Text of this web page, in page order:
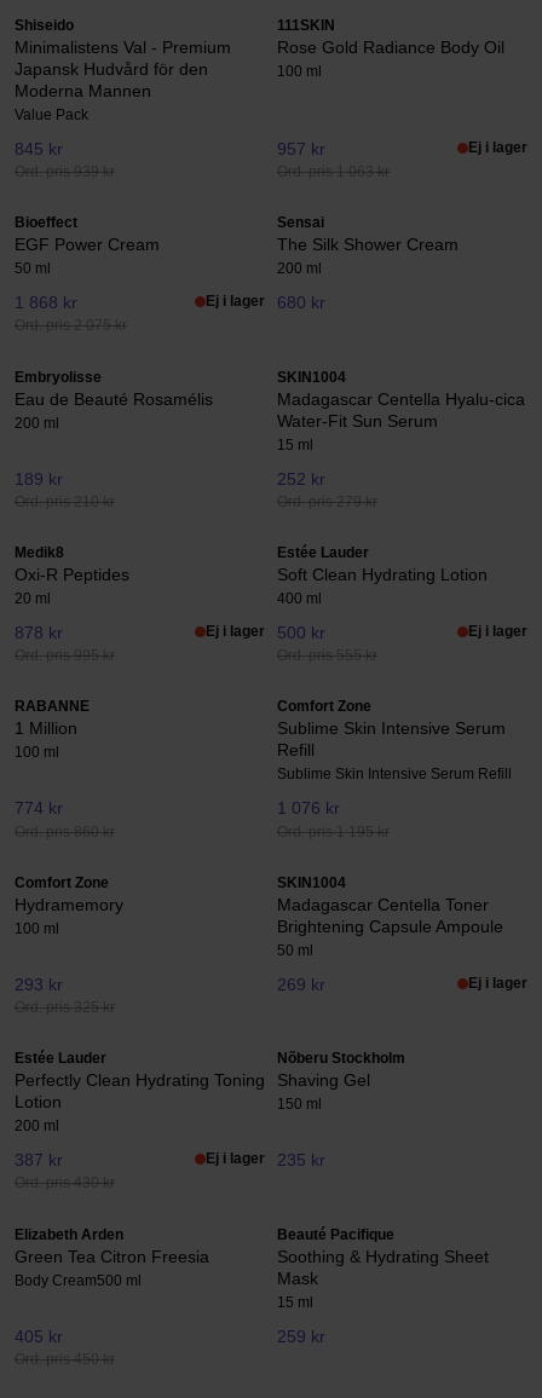
Shiseido
Minimalistens Val - Premium
Japansk Hudvård för den
Moderna Mannen
Value Pack
845 kr
Ord. pris 939 kr
111SKIN
Rose Gold Radiance Body Oil
100 ml
957 kr
Ord. pris 1 063 kr
Ej i lager
Bioeffect
EGF Power Cream
50 ml
1 868 kr
Ord. pris 2 075 kr
Ej i lager
Sensai
The Silk Shower Cream
200 ml
680 kr
Embryolisse
Eau de Beauté Rosamélis
200 ml
189 kr
Ord. pris 210 kr
SKIN1004
Madagascar Centella Hyalu-cica
Water-Fit Sun Serum
15 ml
252 kr
Ord. pris 279 kr
Medik8
Oxi-R Peptides
20 ml
878 kr
Ord. pris 995 kr
Ej i lager
Estée Lauder
Soft Clean Hydrating Lotion
400 ml
500 kr
Ord. pris 555 kr
Ej i lager
RABANNE
1 Million
100 ml
774 kr
Ord. pris 860 kr
Comfort Zone
Sublime Skin Intensive Serum
Refill
Sublime Skin Intensive Serum Refill
1 076 kr
Ord. pris 1 195 kr
Comfort Zone
Hydramemory
100 ml
293 kr
Ord. pris 325 kr
SKIN1004
Madagascar Centella Toner
Brightening Capsule Ampoule
50 ml
269 kr Ej i lager
Estée Lauder
Perfectly Clean Hydrating Toning
Lotion
200 ml
387 kr
Ord. pris 430 kr
Ej i lager
Nõberu Stockholm
Shaving Gel
150 ml
235 kr
Elizabeth Arden
Green Tea Citron Freesia
Body Cream500 ml
405 kr
Ord. pris 450 kr
Beauté Pacifique
Soothing & Hydrating Sheet
Mask
15 ml
259 kr